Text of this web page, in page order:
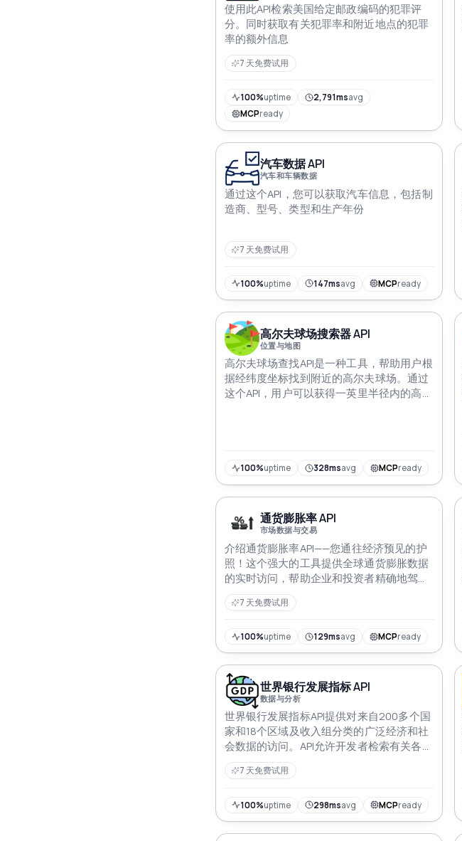
使用此API检索美国给定邮政编码的犯罪评
分。同时获取有关犯罪率和附近地点的犯罪
率的额外信息
7 天免费试用
100%uptime 2,791msavg
MCPready
汽车数据 API
汽车和车辆数据
通过这个API，您可以获取汽车信息，包括制
造商、型号、类型和生产年份
7 天免费试用
100%uptime 147msavg MCPready
高尔夫球场搜索器 API
位置与地图
高尔夫球场查找API是一种工具，帮助用户根
据经纬度坐标找到附近的高尔夫球场。通过
这个API，用户可以获得一英里半径内的高尔
100%uptime 328msavg MCPready
通货膨胀率 API
市场数据与交易
介绍通货膨胀率API——您通往经济预见的护
照！这个强大的工具提供全球通货膨胀数据
的实时访问，帮助企业和投资者精确地驾驭
金融环境。保持领先市场趋势，做出明智的
决策，在经济变动的世界中保护您的投资
7 天免费试用
100%uptime 129msavg MCPready
世界银行发展指标 API
数据与分析
世界银行发展指标API提供对来自200多个国
家和18个区域及收入组分类的广泛经济和社
会数据的访问。API允许开发者检索有关各种
指标的数据，如GDP、人口、通货膨胀等。
API以JSON格式返回数据
7 天免费试用
100%uptime 298msavg MCPready